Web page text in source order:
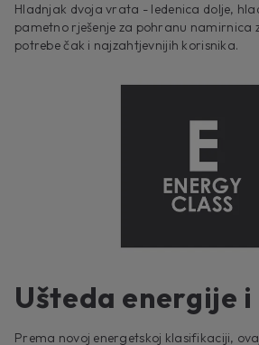
Hladnjak dvoja vrata - ledenica dolje,
pametno rješenje za pohranu namirnica
potrebe čak i najzahtjevnijih korisnika.
Ušteda energije i
Prema novoj energetskoj klasifikaciji,